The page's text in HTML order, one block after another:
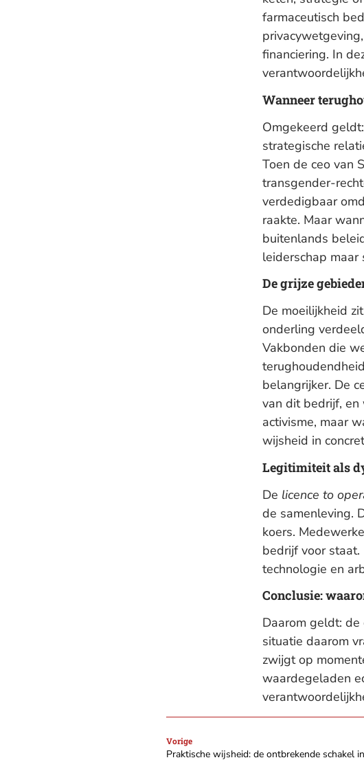
farmaceutisch
financiering. In
Wanneer
Omgekeerd
strategische
Toen de ceo van
transgender-
verdedigbaar
raakte. Maar
buitenlands
leiderschap maar
De grijze
De moeilijkheid
onderling
Vakbonden die
belangrijker. De
van dit bedrijf,
activisme, maar
wijsheid in
Legitimiteit als
De licence to
de samenleving.
koers.
bedrijf voor
technologie en
Conclusie:
Daarom geldt:
situatie daarom
zwijgt op
waardegeladen
Vorige
Praktische wijsheid: de ontbrekende schakel